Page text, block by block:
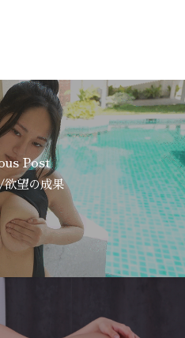
Post
欲望の成果